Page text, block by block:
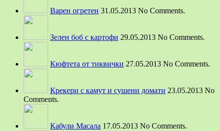
Варен огретен 31.05.2013 No Comments.
Зелен боб с картофи 29.05.2013 No Comments.
Кюфтета от тиквички 27.05.2013 No Comments.
Крекери с камут и сушени домати 23.05.2013 No
Comments.
Кабули Масала 17.05.2013 No Comments.